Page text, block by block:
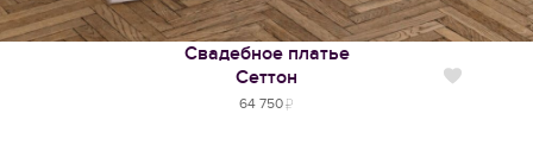
Свадебное платье
Сеттон
64 750